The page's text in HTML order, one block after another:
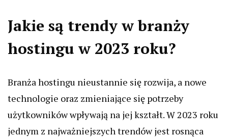
Jakie są trendy w branży
hostingu w 2023 roku?
Branża hostingu nieustannie się rozwija, a nowe
technologie oraz zmieniające się potrzeby
użytkowników wpływają na jej kształt. W 2023 roku
jednym z najważniejszych trendów jest rosnąca